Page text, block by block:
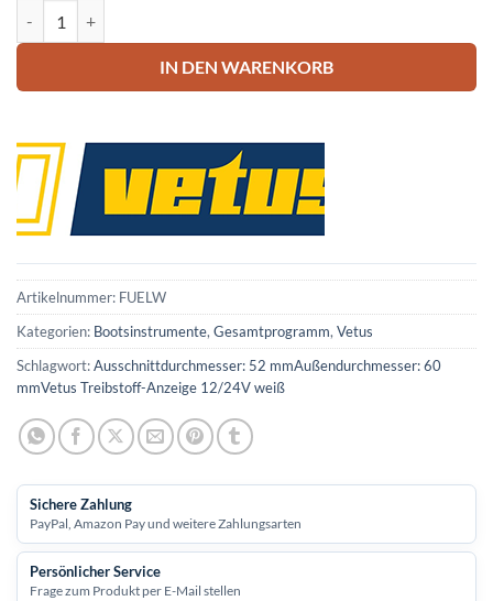
IN DEN WARENKORB
Artikelnummer: FUELW
Kategorien: Bootsinstrumente, Gesamtprogramm, Vetus
Schlagwort:Ausschnittdurchmesser: 52 mmAußendurchmesser: 60
mmVetus Treibstoff-Anzeige 12/24V weiß
Sichere Zahlung
PayPal, Amazon Pay und weitere Zahlungsarten
Persönlicher Service
Frage zum Produkt per E-Mail stellen